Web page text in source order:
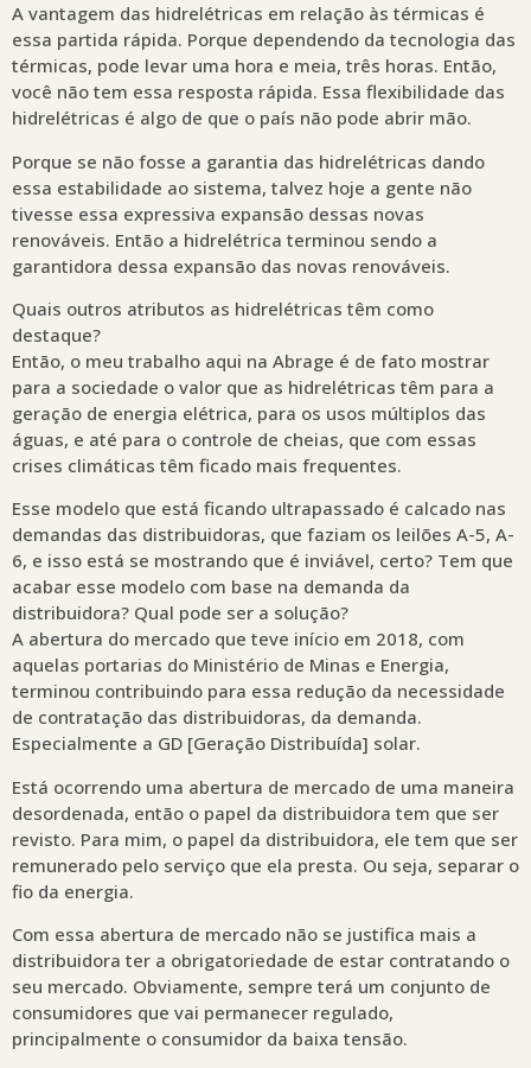
A vantagem das hidrelétricas em relação às térmicas é
essa partida rápida. Porque dependendo da tecnologia das
térmicas, pode levar uma hora e meia, três horas. Então,
você não tem essa resposta rápida. Essa flexibilidade das
hidrelétricas é algo de que o país não pode abrir mão.
Porque se não fosse a garantia das hidrelétricas dando
essa estabilidade ao sistema, talvez hoje a gente não
tivesse essa expressiva expansão dessas novas
renováveis. Então a hidrelétrica terminou sendo a
garantidora dessa expansão das novas renováveis.
Quais outros atributos as hidrelétricas têm como
destaque?
Então, o meu trabalho aqui na Abrage é de fato mostrar
para a sociedade o valor que as hidrelétricas têm para a
geração de energia elétrica, para os usos múltiplos das
águas, e até para o controle de cheias, que com essas
crises climáticas têm ficado mais frequentes.
Esse modelo que está ficando ultrapassado é calcado nas
demandas das distribuidoras, que faziam os leilões A-5, A-
6, e isso está se mostrando que é inviável, certo? Tem que
acabar esse modelo com base na demanda da
distribuidora? Qual pode ser a solução?
A abertura do mercado que teve início em 2018, com
aquelas portarias do Ministério de Minas e Energia,
terminou contribuindo para essa redução da necessidade
de contratação das distribuidoras, da demanda.
Especialmente a GD [Geração Distribuída] solar.
Está ocorrendo uma abertura de mercado de uma maneira
desordenada, então o papel da distribuidora tem que ser
revisto. Para mim, o papel da distribuidora, ele tem que ser
remunerado pelo serviço que ela presta. Ou seja, separar o
fio da energia.
Com essa abertura de mercado não se justifica mais a
distribuidora ter a obrigatoriedade de estar contratando o
seu mercado. Obviamente, sempre terá um conjunto de
consumidores que vai permanecer regulado,
principalmente o consumidor da baixa tensão.